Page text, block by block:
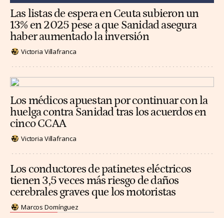
Las listas de espera en Ceuta subieron un
13% en 2025 pese a que Sanidad asegura
haber aumentado la inversión
Victoria Villafranca
Los médicos apuestan por continuar con la
huelga contra Sanidad tras los acuerdos en
cinco CCAA
Victoria Villafranca
Los conductores de patinetes eléctricos
tienen 3,5 veces más riesgo de daños
cerebrales graves que los motoristas
Marcos Domínguez